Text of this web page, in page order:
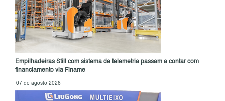
Empilhadeiras Still com sistema de telemetria passam a contar com
financiamento via Finame
07 de agosto 2026